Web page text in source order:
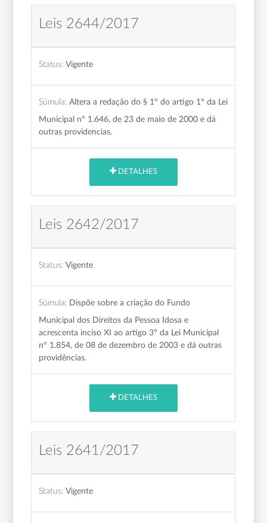
Leis 2644/2017
Status: Vigente
Súmula: Altera a redação do § 1° do artigo 1° da Lei
Municipal n° 1.646, de 23 de maio de 2000 e dá
outras providencias.
DETALHES
Leis 2642/2017
Status: Vigente
Súmula: Dispõe sobre a criação do Fundo
Municipal dos Direitos da Pessoa Idosa e
acrescenta inciso XI ao artigo 3° da Lei Municipal
n° 1.854, de 08 de dezembro de 2003 e dá outras
providências.
DETALHES
Leis 2641/2017
Status: Vigente